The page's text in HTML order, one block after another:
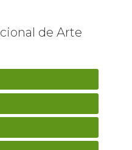
de Arte